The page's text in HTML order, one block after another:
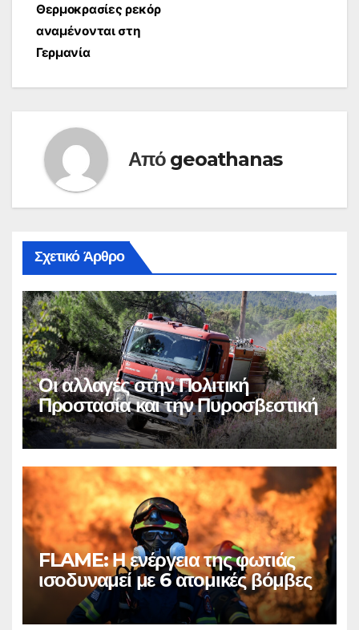
Θερμοκρασίες ρεκόρ
αναμένονται στη
Γερμανία
Από geoathanas
Σχετικό Άρθρο
Οι αλλαγές στην Πολιτική
Προστασία και την Πυροσβεστική
FLAME: Η ενέργεια της φωτιάς
ισοδυναμεί με 6 ατομικές βόμβες